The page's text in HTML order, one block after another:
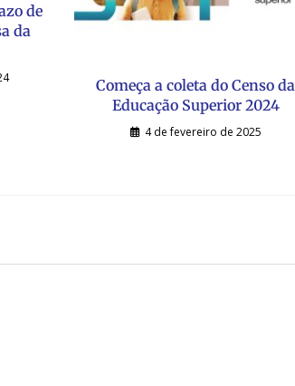
de
da
Começa a coleta do Censo da
Educação Superior 2024
4 de fevereiro de 2025